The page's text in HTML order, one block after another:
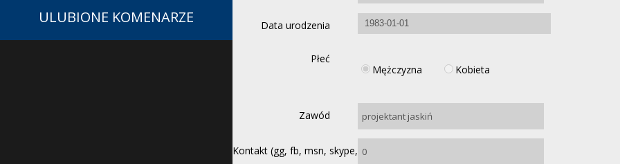
ULUBIONE KOMENARZE Data urodzenia
Płeć
Mężczyzna
Kobieta
Zawód
Kontakt (gg, fb, msn, skype,